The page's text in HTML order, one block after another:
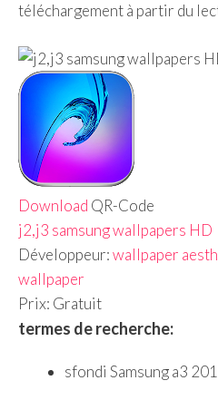
téléchargement à partir du
Download QR-Code
j2,j3 samsung wallpapers HD
Développeur:wallpaper
wallpaper
Prix: Gratuit
termes de recherche:
sfondi Samsung a3